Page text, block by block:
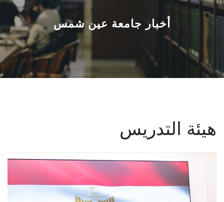
القطاعـات
الشئون الأكاديمية
البحث العلمي
الأنظمة الذكية
الإعلام
أخبار جامعة عين شمس
هيئة التدريس